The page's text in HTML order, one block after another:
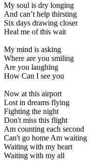
My soul is dry longing
And can’t help thirsting
Six days drawing closer
Heal me of this wait
My mind is asking
Where are you smiling
Are you laughing
How Can I see you
Now at this airport
Lost in dreams flying
Fighting the night
Don't miss this flight
Am counting each second
Can't go home Am waiting
Waiting with my heart
Waiting with my all